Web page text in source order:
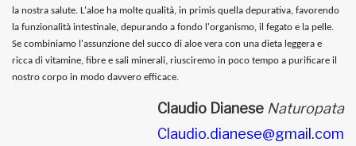
la nostra salute. L'aloe ha molte qualità, in primis quella depurativa, favorendo
la funzionalità intestinale, depurando a fondo l'organismo, il fegato e la pelle.
Se combiniamo l'assunzione del succo di aloe vera con una dieta leggera e
ricca di vitamine, fibre e sali minerali, riusciremo in poco tempo a purificare il
nostro corpo in modo davvero efficace.
Claudio Dianese Naturopata
Claudio.dianese@gmail.com